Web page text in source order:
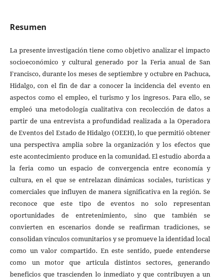
Resumen
La presente investigación tiene como objetivo analizar el impacto
socioeconómico y cultural generado por la Feria anual de San
Francisco, durante los meses de septiembre y octubre en Pachuca,
Hidalgo, con el fin de dar a conocer la incidencia del evento en
aspectos como el empleo, el turismo y los ingresos. Para ello, se
empleó una metodología cualitativa con recolección de datos a
partir de una entrevista a profundidad realizada a la Operadora
de Eventos del Estado de Hidalgo (OEEH), lo que permitió obtener
una perspectiva amplia sobre la organización y los efectos que
este acontecimiento produce en la comunidad. El estudio aborda a
la feria como un espacio de convergencia entre economía y
cultura, en el que se entrelazan dinámicas sociales, turísticas y
comerciales que influyen de manera significativa en la región. Se
reconoce que este tipo de eventos no solo representan
oportunidades de entretenimiento, sino que también se
convierten en escenarios donde se reafirman tradiciones, se
consolidan vínculos comunitarios y se promueve la identidad local
como un valor compartido. En este sentido, puede entenderse
como un motor que articula distintos sectores, generando
beneficios que trascienden lo inmediato y que contribuyen a un